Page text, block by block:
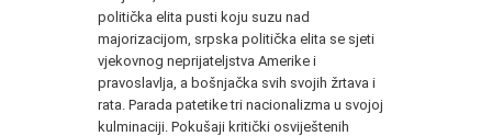
politička elita pusti koju suzu nad
majorizacijom, srpska politička elita se sjeti
vjekovnog neprijateljstva Amerike i
pravoslavlja, a bošnjačka svih svojih žrtava i
rata. Parada patetike tri nacionalizma u svojoj
kulminaciji. Pokušaji kritički osviještenih